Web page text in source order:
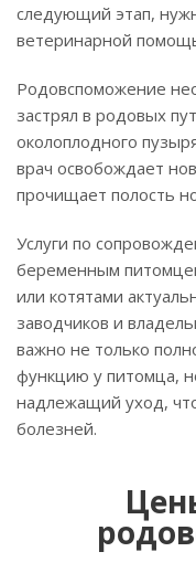
следующий этап,
ветеринарной
Родовспоможение
застрял в родовых
околоплодного
врач освобождает
прочищает полость
Услуги по
беременным
или котятами
заводчиков и
важно не только
функцию у питомца,
надлежащий уход,
болезней.